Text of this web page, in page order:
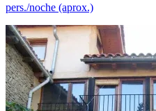
pers./noche (aprox.)